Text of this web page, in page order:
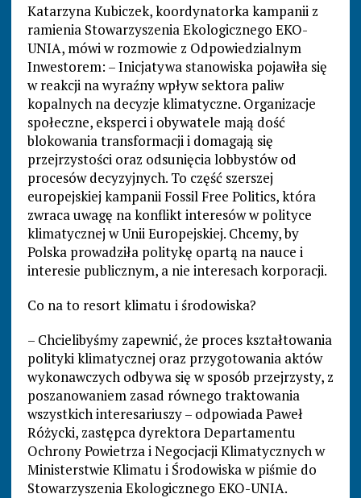
Katarzyna Kubiczek, koordynatorka kampanii z
ramienia Stowarzyszenia Ekologicznego EKO-
UNIA, mówi w rozmowie z Odpowiedzialnym
Inwestorem: – Inicjatywa stanowiska pojawiła się
w reakcji na wyraźny wpływ sektora paliw
kopalnych na decyzje klimatyczne. Organizacje
społeczne, eksperci i obywatele mają dość
blokowania transformacji i domagają się
przejrzystości oraz odsunięcia lobbystów od
procesów decyzyjnych. To część szerszej
europejskiej kampanii Fossil Free Politics, która
zwraca uwagę na konflikt interesów w polityce
klimatycznej w Unii Europejskiej. Chcemy, by
Polska prowadziła politykę opartą na nauce i
interesie publicznym, a nie interesach korporacji.
Co na to resort klimatu i środowiska?
– Chcielibyśmy zapewnić, że proces kształtowania
polityki klimatycznej oraz przygotowania aktów
wykonawczych odbywa się w sposób przejrzysty, z
poszanowaniem zasad równego traktowania
wszystkich interesariuszy – odpowiada Paweł
Różycki, zastępca dyrektora Departamentu
Ochrony Powietrza i Negocjacji Klimatycznych w
Ministerstwie Klimatu i Środowiska w piśmie do
Stowarzyszenia Ekologicznego EKO-UNIA.